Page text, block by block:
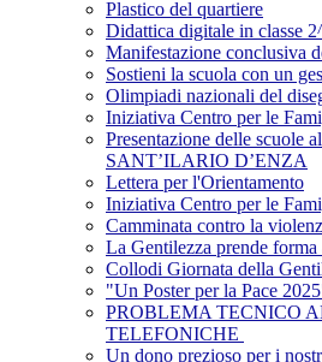
Plastico del quartiere
Didattica digitale in classe
Manifestazione conclusiva
Sostieni la scuola con un
Olimpiadi nazionali del
Iniziativa Centro per le
Presentazione delle scuole
SANT’ILARIO D’ENZA
Lettera per l'Orientamento
Iniziativa Centro per le
Camminata contro la
La Gentilezza prende
Collodi Giornata della
"Un Poster per la Pace
PROBLEMA TECNICO
TELEFONICHE
Un dono prezioso per i